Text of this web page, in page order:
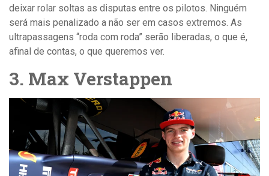
deixar rolar soltas as disputas entre os pilotos. Ninguém
será mais penalizado a não ser em casos extremos. As
ultrapassagens “roda com roda” serão liberadas, o que é,
afinal de contas, o que queremos ver.
3. Max Verstappen